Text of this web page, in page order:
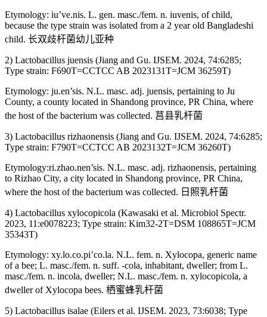
Etymology: iu’ve.nis. L. gen. masc./fem. n. iuvenis, of child,
because the type strain was isolated from a 2 year old Bangladeshi
child. 长双歧杆菌幼儿亚种
2) Lactobacillus juensis (Jiang and Gu. IJSEM. 2024, 74:6285;
Type strain: F690T=CCTCC AB 2023131T=JCM 36259T)
Etymology: ju.en’sis. N.L. masc. adj. juensis, pertaining to Ju
County, a county located in Shandong province, PR China, where
the host of the bacterium was collected. 莒县乳杆菌
3) Lactobacillus rizhaonensis (Jiang and Gu. IJSEM. 2024, 74:6285;
Type strain: F790T=CCTCC AB 2023132T=JCM 36260T)
Etymology:ri.zhao.nen’sis. N.L. masc. adj. rizhaonensis, pertaining
to Rizhao City, a city located in Shandong province, PR China,
where the host of the bacterium was collected. 日照乳杆菌
4) Lactobacillus xylocopicola (Kawasaki et al. Microbiol Spectr.
2023, 11:e0078223; Type strain: Kim32-2T=DSM 108865T=JCM
35343T)
Etymology: xy.lo.co.pi’co.la. N.L. fem. n. Xylocopa, generic name
of a bee; L. masc./fem. n. suff. -cola, inhabitant, dweller; from L.
masc./fem. n. incola, dweller; N.L. masc./fem. n. xylocopicola, a
dweller of Xylocopa bees. 栖蜜蜂乳杆菌
5) Lactobacillus isalae (Eilers et al. IJSEM. 2023, 73:6038; Type